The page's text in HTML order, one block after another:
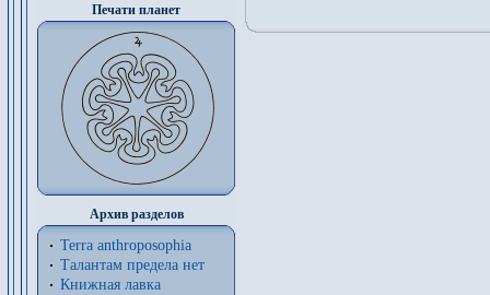
Печати планет
Архив разделов
Terra anthroposophia
Талантам предела нет
Книжная лавка